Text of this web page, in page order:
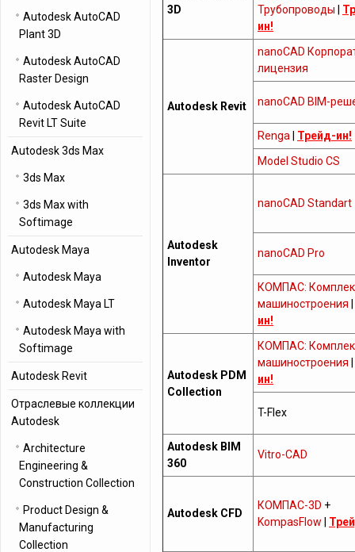
3D
Трубопроводы
ин!
Autodesk Revit
nanoCAD
лицензия
nanoCAD BIM-
Renga
Трейд-ин!
Model Studio CS
Autodesk
Inventor
nanoCAD Standart
nanoCAD Pro
КОМПАС:
машиностроения
ин!
Autodesk PDM
Collection
КОМПАС:
машиностроения
ин!
T-Flex
Autodesk BIM
360
Vitro-CAD
Autodesk CFD
КОМПАС-3D +
KompasFlow
Autodesk AutoCAD
Plant 3D
Autodesk AutoCAD
Raster Design
Autodesk AutoCAD
Revit LT Suite
Autodesk 3ds Max
3ds Max
3ds Max with
Softimage
Autodesk Maya
Autodesk Maya
Autodesk Maya LT
Autodesk Maya with
Softimage
Autodesk Revit
Отраслевые коллекции
Autodesk
Architecture
Engineering &
Construction Collection
Product Design &
Manufacturing
Collection